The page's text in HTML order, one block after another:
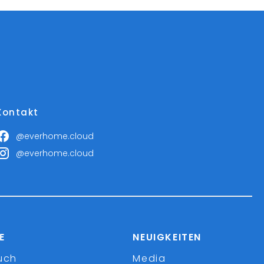
@everhome.cloud
@everhome.cloud
NEUIGKEITEN
Media